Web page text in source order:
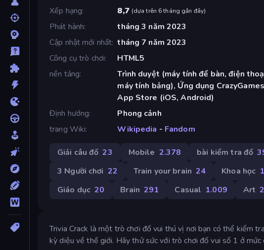
Xếp hạng
8,7 (dựa trên 6 tháng gần đây)
Phát hành
tháng 3 năm 2023
Cập nhật mới nhất tháng 7 năm 2023
Công cụ trò chơi
HTML5
nền tảng
Trình duyệt (máy tính để bàn, điện
máy tính bảng), Ứng dụng
App Store (iOS, Android)
Định hướng
Phong cảnh
trang Wiki
Wikipedia - Fandom
Giải câu đố 23 Mobile 2.378 bài kiểm tra đố
3 Người chơi 22 Train your brain 24 Khoa học
Giáo dục 20 Brain 291 Casual 1.009 Art
Trivia Crack là một trò chơi đố vui thú vị nơi bạn có thể kiểm
kỳ diệu về thế giới. Hãy thử sức với trò chơi đố vui số 1 ở